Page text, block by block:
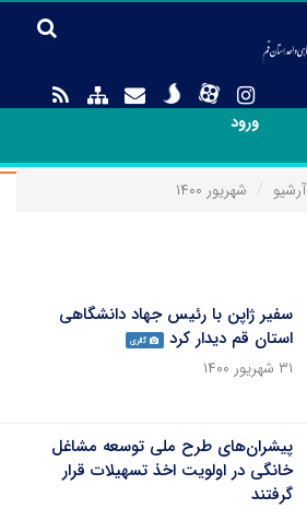
ورود
آرشیو شهریور ۱۴۰۰
سفیر ژاپن با رئیس جهاد دانشگاهی
استان قم دیدار کرد
گالری
۳۱ شهریور ۱۴۰۰
پیشران‌های طرح ملی توسعه مشاغل
خانگی در اولویت اخذ تسهیلات قرار
گرفتند